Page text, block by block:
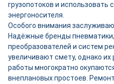
грузопотоков и использовать
энергоносителя.
Особого внимания
Надёжные бренды
преобразователей и систем
увеличивают смету, однако их
работы многократно
внеплановых простоев.